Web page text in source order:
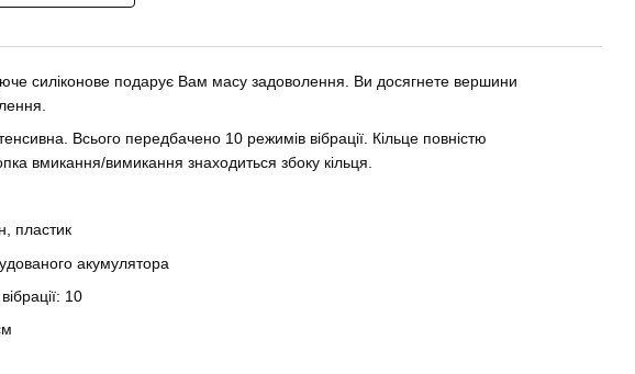
силіконове подарує Вам масу задоволення. Ви досягнете вершини
Всього передбачено 10 режимів вібрації. Кільце повністю
вмикання/вимикання знаходиться збоку кільця.
пластик
акумулятора
10